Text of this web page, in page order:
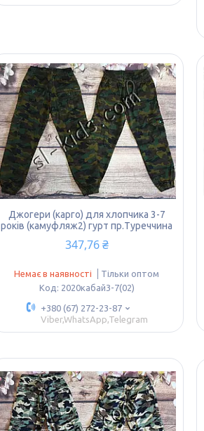
Джогери (карго) для хлопчика 3-7
років (камуфляж2) гурт пр.Туреччина
347,76 ₴
Немає в наявності
Тільки оптом
2020кабай3-7(02)
+380 (67) 272-23-87
Viber,WhatsApp,Telegram